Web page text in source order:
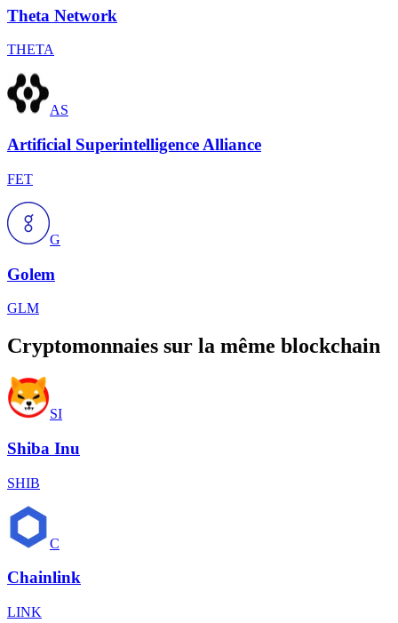
Theta Network
THETA
AS
Artificial Superintelligence Alliance
FET
G
Golem
GLM
Cryptomonnaies sur la même blockchain
SI
Shiba Inu
SHIB
C
Chainlink
LINK